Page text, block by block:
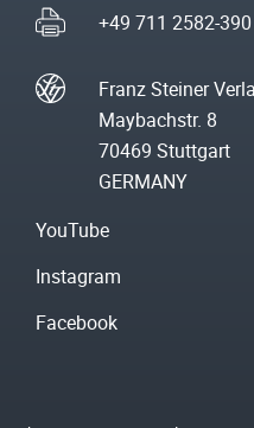
+49 711 2582-390
Franz Steiner
Maybachstr. 8
70469 Stuttgart
GERMANY
YouTube
Instagram
Facebook